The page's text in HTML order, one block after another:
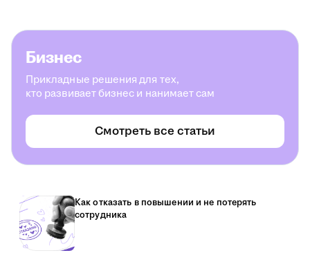
Бизнес
Прикладные решения для тех,
кто развивает бизнес и нанимает сам
Смотреть все статьи
Как отказать в повышении и не потерять
сотрудника